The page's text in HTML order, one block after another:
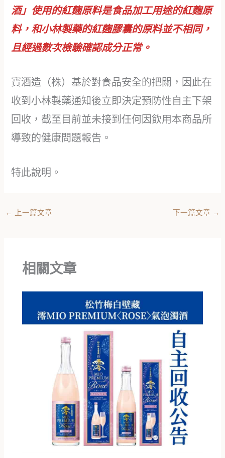
酒」使用的紅麴原料是食品加工用途的紅麴原
料，和小林製藥的紅麴膠囊的原料並不相同，
且經過數次檢驗確認成分正常。
寶酒造（株）基於對食品安全的把關，因此在
收到小林製藥通知後立即決定預防性自主下架
回收，截至目前並未接到任何因飲用本商品所
導致的健康問題報告。
特此說明。
← 上一篇文章 下一篇文章 →
相關文章